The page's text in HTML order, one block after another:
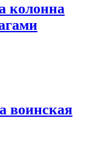
колонна
воинская